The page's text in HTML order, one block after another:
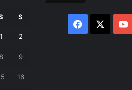
S
1 2
8 9
16
Facebook